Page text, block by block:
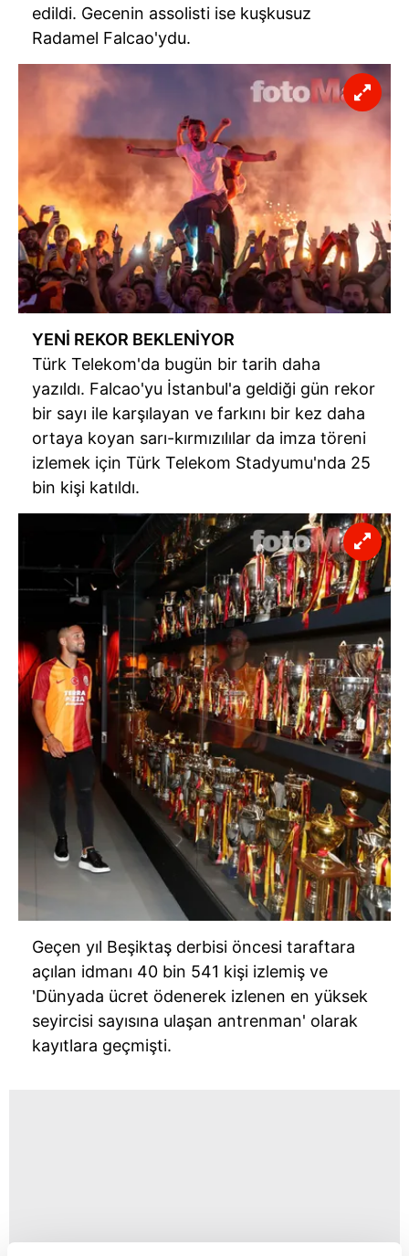
edildi. Gecenin assolisti ise kuşkusuz
Radamel Falcao'ydu.
YENİ REKOR BEKLENİYOR
Türk Telekom'da bugün bir tarih daha
yazıldı. Falcao'yu İstanbul'a geldiği gün rekor
bir sayı ile karşılayan ve farkını bir kez daha
ortaya koyan sarı-kırmızılılar da imza töreni
izlemek için Türk Telekom Stadyumu'nda 25
bin kişi katıldı.
Geçen yıl Beşiktaş derbisi öncesi taraftara
açılan idmanı 40 bin 541 kişi izlemiş ve
'Dünyada ücret ödenerek izlenen en yüksek
seyircisi sayısına ulaşan antrenman' olarak
kayıtlara geçmişti.